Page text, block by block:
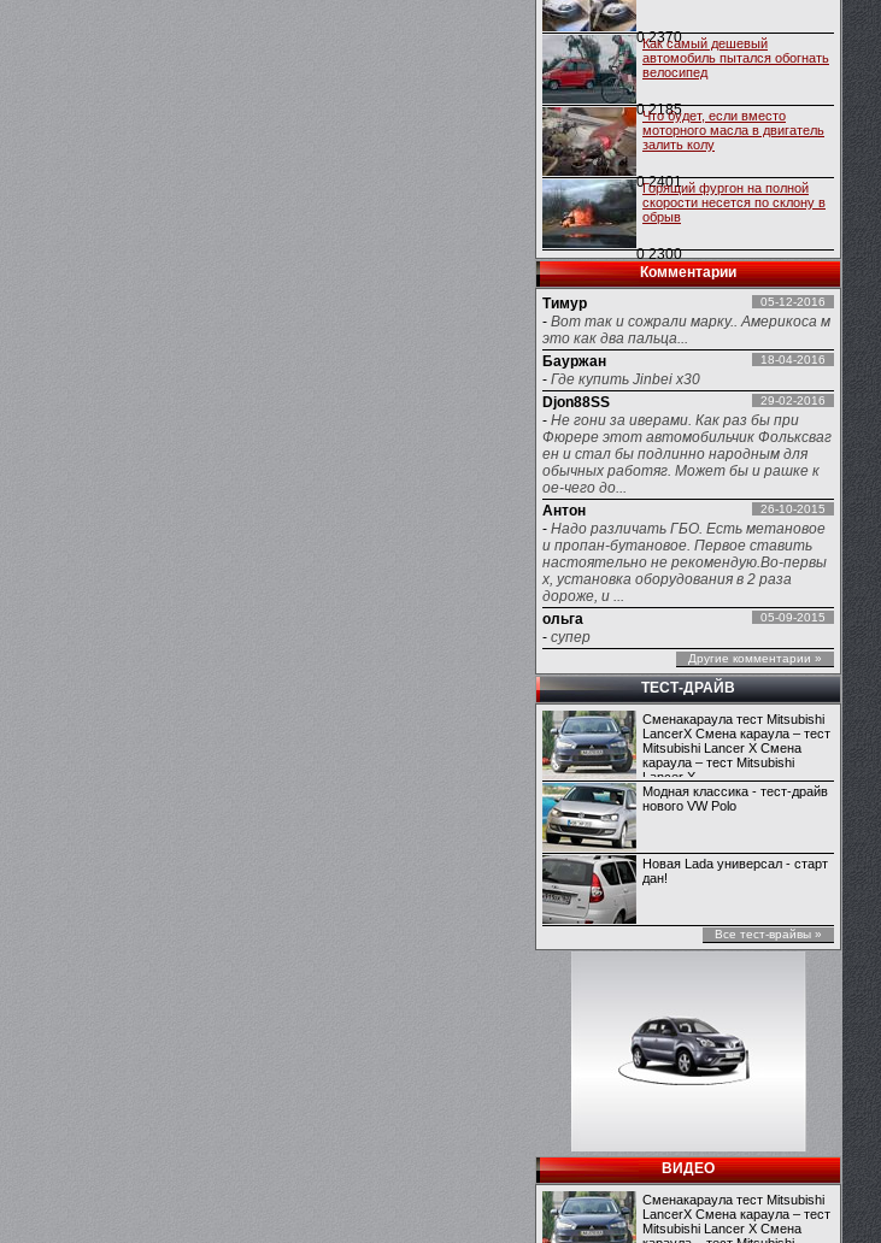
0 2370
Как самый дешевый
автомобиль пытался обогнать
велосипед
0 2185
Что будет, если вместо
моторного масла в двигатель
залить колу
0 2401
Горящий фургон на полной
скорости несется по склону в
обрыв
0 2300
Комментарии
Тимур
05-12-2016
- Вот так и сожрали марку.. Америкоса м
это как два пальца...
Бауржан
18-04-2016
- Где купить Jinbei x30
Djon88SS
29-02-2016
- Не гони за иверами. Как раз бы при
Фюрере этот автомобильчик Фольксваг
ен и стал бы подлинно народным для
обычных работяг. Может бы и рашке к
ое-чего до...
Антон
26-10-2015
- Надо различать ГБО. Есть метановое
и пропан-бутановое. Первое ставить
настоятельно не рекомендую.Во-первы
х, установка оборудования в 2 раза
дороже, и ...
ольга
05-09-2015
- супер
Другие комментарии »
ТЕСТ-ДРАЙВ
Сменакараула тест Mitsubishi
LancerX Смена караула – тест
Mitsubishi Lancer X Смена
караула – тест Mitsubishi
Lancer X
Модная классика - тест-драйв
нового VW Polo
Новая Lada универсал - старт
дан!
Все тест-врайвы »
ВИДЕО
Сменакараула тест Mitsubishi
LancerX Смена караула – тест
Mitsubishi Lancer X Смена